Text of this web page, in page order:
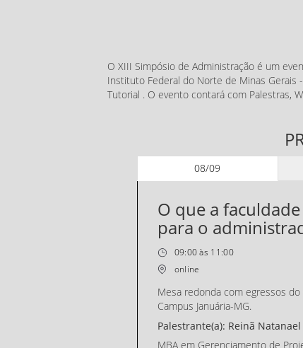
O XIII Simpósio de Administração é um
Instituto Federal do Norte de Minas Gerais
Tutorial . O evento contará com Palestras,
08/09
O que a
para o
09:00 às 11:00
online
Mesa redonda com egressos
Campus Januária-MG.
Palestrante(a): Reinã
MBA em Gerenciamento de